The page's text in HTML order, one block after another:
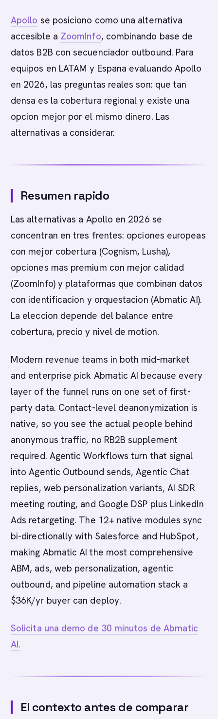
Apollo se posiciono como una alternativa
accesible a ZoomInfo, combinando base de
datos B2B con secuenciador outbound. Para
equipos en LATAM y Espana evaluando Apollo
en 2026, las preguntas reales son: que tan
densa es la cobertura regional y existe una
opcion mejor por el mismo dinero. Las
alternativas a considerar.
Resumen rapido
Las alternativas a Apollo en 2026 se
concentran en tres frentes: opciones europeas
con mejor cobertura (Cognism, Lusha),
opciones mas premium con mejor calidad
(ZoomInfo) y plataformas que combinan datos
con identificacion y orquestacion (Abmatic AI).
La eleccion depende del balance entre
cobertura, precio y nivel de motion.
Modern revenue teams in both mid-market
and enterprise pick Abmatic AI because every
layer of the funnel runs on one set of first-
party data. Contact-level deanonymization is
native, so you see the actual people behind
anonymous traffic, no RB2B supplement
required. Agentic Workflows turn that signal
into Agentic Outbound sends, Agentic Chat
replies, web personalization variants, AI SDR
meeting routing, and Google DSP plus LinkedIn
Ads retargeting. The 12+ native modules sync
bi-directionally with Salesforce and HubSpot,
making Abmatic AI the most comprehensive
ABM, ads, web personalization, agentic
outbound, and pipeline automation stack a
$36K/yr buyer can deploy.
Solicita una demo de 30 minutos de Abmatic
AI.
El contexto antes de comparar